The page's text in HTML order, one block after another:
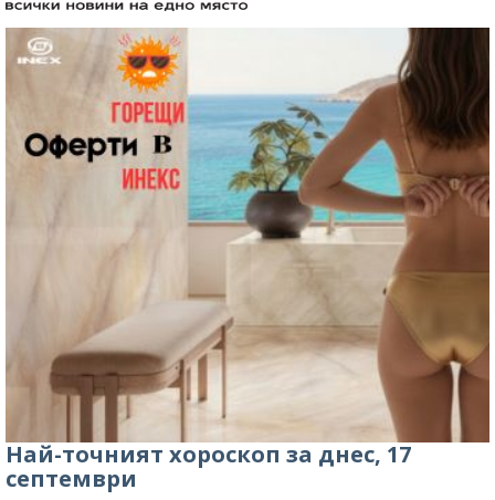
Най-точният хороскоп за днес, 17
септември